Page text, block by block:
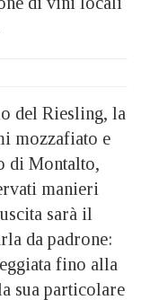
del Riesling, la
mozzafiato e
di Montalto,
manieri
sarà il
da padrone:
fino alla
sua particolare